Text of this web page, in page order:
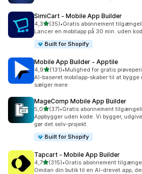
SimiCart ‑ Mobile App Builder
4,3ud af 5 stjerner
(35)
35 anmeldelser i alt
•Gratis abonnement
Lancer en mobilapp på 30 min. uden
Built for Shopify
Mobile App Builder ‑ Apptile
4,9ud af 5 stjerner
(131)
131 anmeldelser i alt
•Mulighed for gratis
AI-baseret mobilapp-skaber til at bygge
sælger mere
MageComp Mobile App Builder
5,0ud af 5 stjerner
(37)
37 anmeldelser i alt
•Gratis abonnement
Appbygger uden kode. Vi bygger,
gør det selv-projekt.
Built for Shopify
Tapcart ‑ Mobile App Builder
4,7ud af 5 stjerner
(315)
315 anmeldelser i alt
•Gratis abonnement
Omdan din butik til en AI-drevet app,